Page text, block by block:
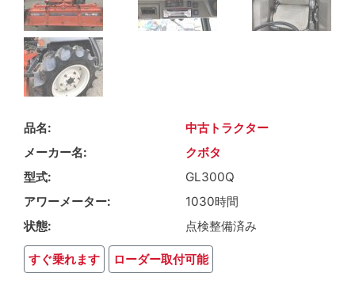
品名
中古トラクター
メーカー名
クボタ
型式
GL300Q
アワーメーター
1030時間
状態
点検整備済み
すぐ乗れます ローダー取付可能